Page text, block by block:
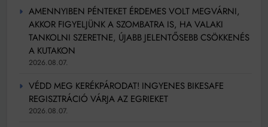
AMENNYIBEN PÉNTEKET ÉRDEMES VOLT MEGVÁRNI,
AKKOR FIGYELJÜNK A SZOMBATRA IS, HA VALAKI
TANKOLNI SZERETNE, ÚJABB JELENTŐSEBB CSÖKKENÉS
A KUTAKON
2026.08.07.
VÉDD MEG KERÉKPÁRODAT! INGYENES BIKESAFE
REGISZTRÁCIÓ VÁRJA AZ EGRIEKET
2026.08.07.